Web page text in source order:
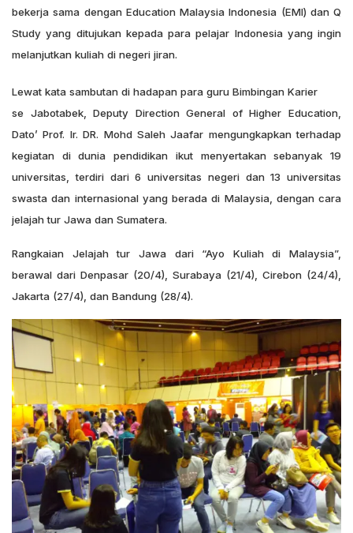
bekerja sama dengan Education Malaysia Indonesia (EMI) dan Q
Study yang ditujukan kepada para pelajar Indonesia yang ingin
melanjutkan kuliah di negeri jiran.
Lewat kata sambutan di hadapan para guru Bimbingan Karier
se Jabotabek, Deputy Direction General of Higher Education,
Dato’ Prof. Ir. DR. Mohd Saleh Jaafar mengungkapkan terhadap
kegiatan di dunia pendidikan ikut menyertakan sebanyak 19
universitas, terdiri dari 6 universitas negeri dan 13 universitas
swasta dan internasional yang berada di Malaysia, dengan cara
jelajah tur Jawa dan Sumatera.
Rangkaian Jelajah tur Jawa dari “Ayo Kuliah di Malaysia”,
berawal dari Denpasar (20/4), Surabaya (21/4), Cirebon (24/4),
Jakarta (27/4), dan Bandung (28/4).